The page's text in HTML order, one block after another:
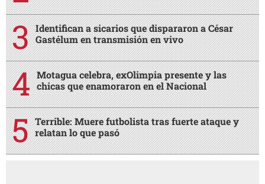
Identifican a sicarios que dispararon a César
Gastélum en transmisión en vivo
Motagua celebra, exOlimpia presente y las
chicas que enamoraron en el Nacional
Terrible: Muere futbolista tras fuerte ataque y
relatan lo que pasó